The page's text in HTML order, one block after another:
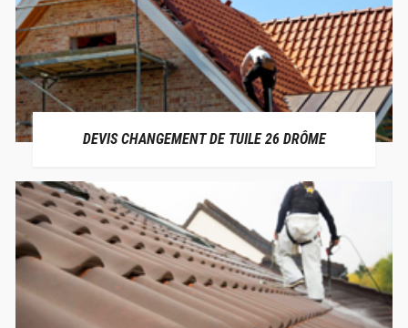
DEVIS CHANGEMENT DE TUILE 26 DRÔME